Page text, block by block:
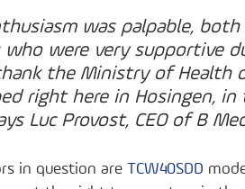
was palpable,
who were very supportive
the Ministry of Health
right here in Hosingen,
Luc Provost, CEO of B
in question are TCW40SDD